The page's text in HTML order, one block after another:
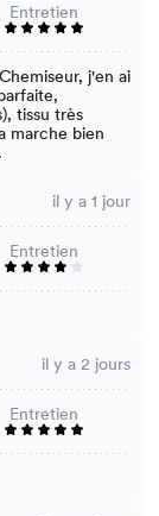
Entretien
j'en ai
tissu très
marche bien
il y a 1 jour
Entretien
il y a 2 jours
Entretien